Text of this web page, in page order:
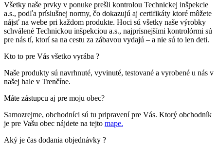
Všetky naše prvky v ponuke prešli kontrolou Technickej inšpekcie
a.s., podľa príslušnej normy, čo dokazujú aj certifikáty ktoré môžete
nájsť na webe pri každom produkte. Hoci sú všetky naše výrobky
schválené Technickou inšpekciou a.s., najprísnejšími kontrolórmi sú
pre nás tí, ktorí sa na cestu za zábavou vydajú – a nie sú to len deti.
Kto to pre Vás všetko vyrába ?
Naše produkty sú navrhnuté, vyvinuté, testované a vyrobené u nás v
našej hale v Trenčíne.
Máte zástupcu aj pre moju obec?
Samozrejme, obchodníci sú tu pripravení pre Vás. Ktorý obchodník
je pre Vašu obec nájdete na tejto mape.
Aký je čas dodania objednávky ?